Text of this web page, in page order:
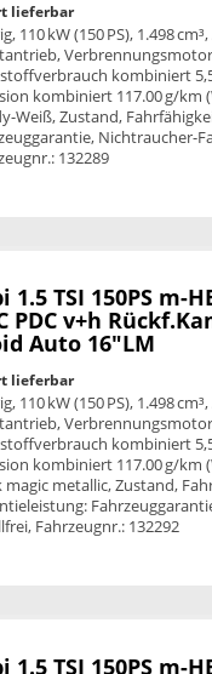
lieferbar
110 kW (150 PS), 1.498
Verbrennungsmotor
kombiniert 5,5
kombiniert 117.00 g/km
Weiß, Zustand,
Nichtraucher-
132289
1.5 TSI 150PS m-
v+h
Auto 16"LM
lieferbar
110 kW (150 PS), 1.498
Verbrennungsmotor
kombiniert 5,5
kombiniert 117.00 g/km
magic metallic, Zustand,
Fahrzeugnr.: 132292
1.5 TSI 150PS m-